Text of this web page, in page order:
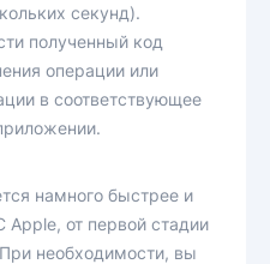
секунд).
полученный код
операции или
в соответствующее
намного быстрее и
от первой стадии
необходимости, вы